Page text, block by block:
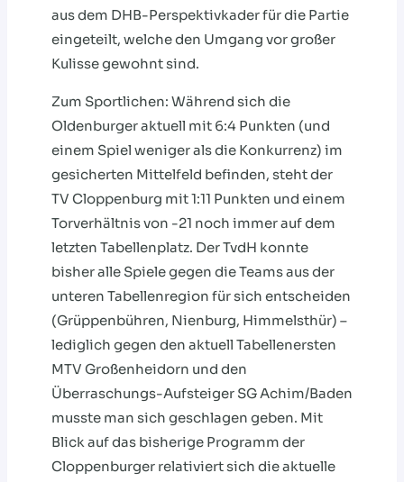
aus dem DHB-Perspektivkader für die Partie
eingeteilt, welche den Umgang vor großer
Kulisse gewohnt sind.
Zum Sportlichen: Während sich die
Oldenburger aktuell mit 6:4 Punkten (und
einem Spiel weniger als die Konkurrenz) im
gesicherten Mittelfeld befinden, steht der
TV Cloppenburg mit 1:11 Punkten und einem
Torverhältnis von -21 noch immer auf dem
letzten Tabellenplatz. Der TvdH konnte
bisher alle Spiele gegen die Teams aus der
unteren Tabellenregion für sich entscheiden
(Grüppenbühren, Nienburg, Himmelsthür) –
lediglich gegen den aktuell Tabellenersten
MTV Großenheidorn und den
Überraschungs-Aufsteiger SG Achim/Baden
musste man sich geschlagen geben. Mit
Blick auf das bisherige Programm der
Cloppenburger relativiert sich die aktuelle